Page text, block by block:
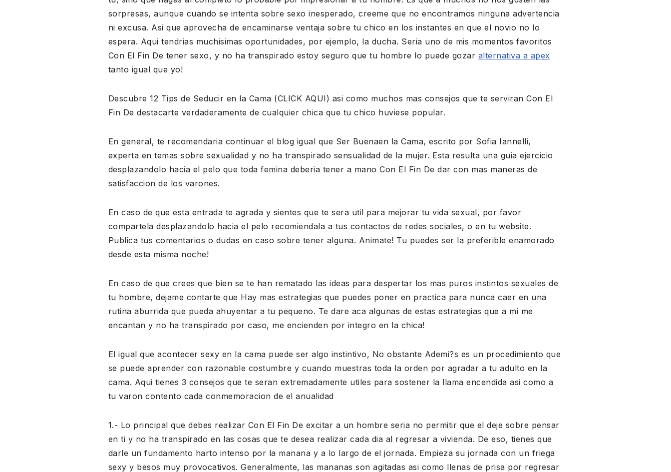
sorpresas, aunque cuando se intenta sobre sexo inesperado, creeme que no encontramos ninguna advertencia
ni excusa. Asi que aprovecha de encaminarse ventaja sobre tu chico en los instantes en que el novio no lo
espera. Aqui tendrias muchisimas oportunidades, por ejemplo, la ducha. Seria uno de mis momentos favoritos
Con El Fin De tener sexo, y no ha transpirado estoy seguro que tu hombre lo puede gozar alternativa a apex
tanto igual que yo!
Descubre 12 Tips de Seducir en la Cama (CLICK AQUI) asi como muchos mas consejos que te serviran Con El
Fin De destacarte verdaderamente de cualquier chica que tu chico huviese popular.
En general, te recomendaria continuar el blog igual que Ser Buenaen la Cama, escrito por Sofia Iannelli,
experta en temas sobre sexualidad y no ha transpirado sensualidad de la mujer. Esta resulta una guia ejercicio
desplazandolo hacia el pelo que toda femina deberia tener a mano Con El Fin De dar con mas maneras de
satisfaccion de los varones.
En caso de que esta entrada te agrada y sientes que te sera util para mejorar tu vida sexual, por favor
compartela desplazandolo hacia el pelo recomiendala a tus contactos de redes sociales, o en tu website.
Publica tus comentarios o dudas en caso sobre tener alguna. Animate! Tu puedes ser la preferible enamorado
desde esta misma noche!
En caso de que crees que bien se te han rematado las ideas para despertar los mas puros instintos sexuales de
tu hombre, dejame contarte que Hay mas estrategias que puedes poner en practica para nunca caer en una
rutina aburrida que pueda ahuyentar a tu pequeno. Te dare aca algunas de estas estrategias que a mi me
encantan y no ha transpirado por caso, me encienden por integro en la chica!
El igual que acontecer sexy en la cama puede ser algo instintivo, No obstante Ademi?s es un procedimiento que
se puede aprender con razonable costumbre y cuando muestras toda la orden por agradar a tu adulto en la
cama. Aqui tienes 3 consejos que te seran extremadamente utiles para sostener la llama encendida asi como a
tu varon contento cada conmemoracion de el anualidad
1.- Lo principal que debes realizar Con El Fin De excitar a un hombre seria no permitir que el deje sobre pensar
en ti y no ha transpirado en las cosas que te desea realizar cada dia al regresar a vivienda. De eso, tienes que
darle un fundamento harto intenso por la manana y a lo largo de el jornada. Empieza su jornada con un friega
sexy y besos muy provocativos. Generalmente, las mananas son agitadas asi como llenas de prisa por regresar